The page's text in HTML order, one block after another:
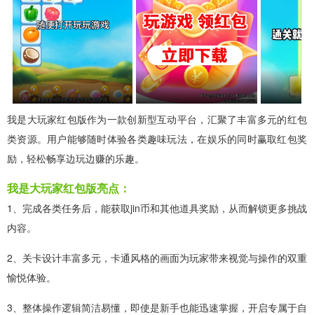
我是大玩家红包版作为一款创新型互动平台，汇聚了丰富多元的红包
类资源。用户能够随时体验各类趣味玩法，在娱乐的同时赢取红包奖
励，轻松畅享边玩边赚的乐趣。
我是大玩家红包版亮点：
1、完成各类任务后，能获取jin币和其他道具奖励，从而解锁更多挑战
内容。
2、关卡设计丰富多元，卡通风格的画面为玩家带来视觉与操作的双重
愉悦体验。
3、整体操作逻辑简洁易懂，即使是新手也能迅速掌握，开启专属于自